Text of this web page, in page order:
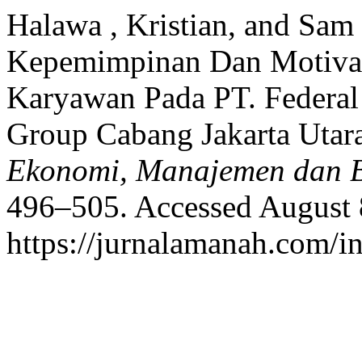
Halawa , Kristian, and Sam
Kepemimpinan Dan
Karyawan Pada PT.
Group Cabang Jakarta
Ekonomi, Manajemen dan
496–505. Accessed August
https://jurnalamanah.com/